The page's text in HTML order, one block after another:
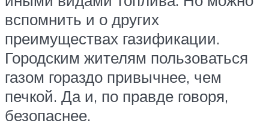
вспомнить и о других
преимуществах газификации.
Городским жителям пользоваться
газом гораздо привычнее, чем
печкой. Да и, по правде говоря,
безопаснее.